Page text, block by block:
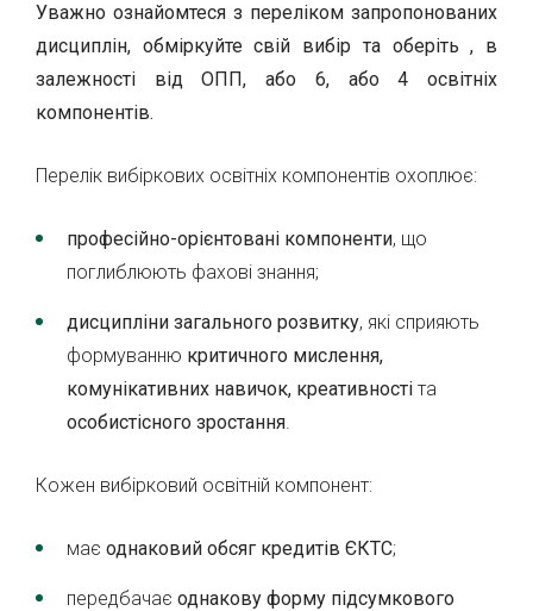
Уважно ознайомтеся з переліком запропонованих
дисциплін, обміркуйте свій вибір та оберіть , в
залежності від ОПП, або 6, або 4освітніх
компонентів.
Перелік вибіркових освітніх компонентів охоплює:
професійно-орієнтовані компоненти, що
поглиблюють фахові знання;
дисципліни загального розвитку, які сприяють
формуванню критичного мислення,
комунікативних навичок, креативності та
особистісного зростання.
Кожен вибірковий освітній компонент:
має однаковий обсяг кредитів ЄКТС;
передбачає однакову форму підсумкового